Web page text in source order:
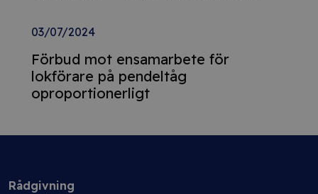
03/07/2024
Förbud mot ensamarbete för
lokförare på pendeltåg
oproportionerligt
Rådgivning